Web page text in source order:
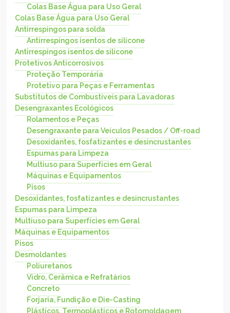
Colas Base Água para Uso Geral
Colas Base Água para Uso Geral
Antirrespingos para solda
Antirrespingos isentos de silicone
Antirrespingos isentos de silicone
Protetivos Anticorrosivos
Proteção Temporária
Protetivo para Peças e Ferramentas
Substitutos de Combustíveis para Lavadoras
Desengraxantes Ecológicos
Rolamentos e Peças
Desengraxante para Veículos Pesados / Off-road
Desoxidantes, fosfatizantes e desincrustantes
Espumas para Limpeza
Multiuso para Superfícies em Geral
Máquinas e Equipamentos
Pisos
Desoxidantes, fosfatizantes e desincrustantes
Espumas para Limpeza
Multiuso para Superfícies em Geral
Máquinas e Equipamentos
Pisos
Desmoldantes
Poliuretanos
Vidro, Cerâmica e Refratários
Concreto
Forjaria, Fundição e Die-Casting
Plásticos, Termoplásticos e Rotomoldagem